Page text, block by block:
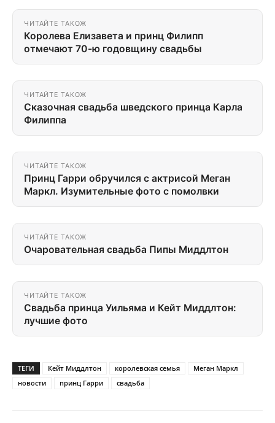
ЧИТАЙТЕ ТАКОЖ
Королева Елизавета и принц Филипп
отмечают 70-ю годовщину свадьбы
ЧИТАЙТЕ ТАКОЖ
Сказочная свадьба шведского принца Карла
Филиппа
ЧИТАЙТЕ ТАКОЖ
Принц Гарри обручился с актрисой Меган
Маркл. Изумительные фото с помолвки
ЧИТАЙТЕ ТАКОЖ
Очаровательная свадьба Пипы Миддлтон
ЧИТАЙТЕ ТАКОЖ
Свадьба принца Уильяма и Кейт Миддлтон:
лучшие фото
ТЕГИ Кейт Миддлтон королевская семья
Меган Маркл
новости
принц Гарри свадьба